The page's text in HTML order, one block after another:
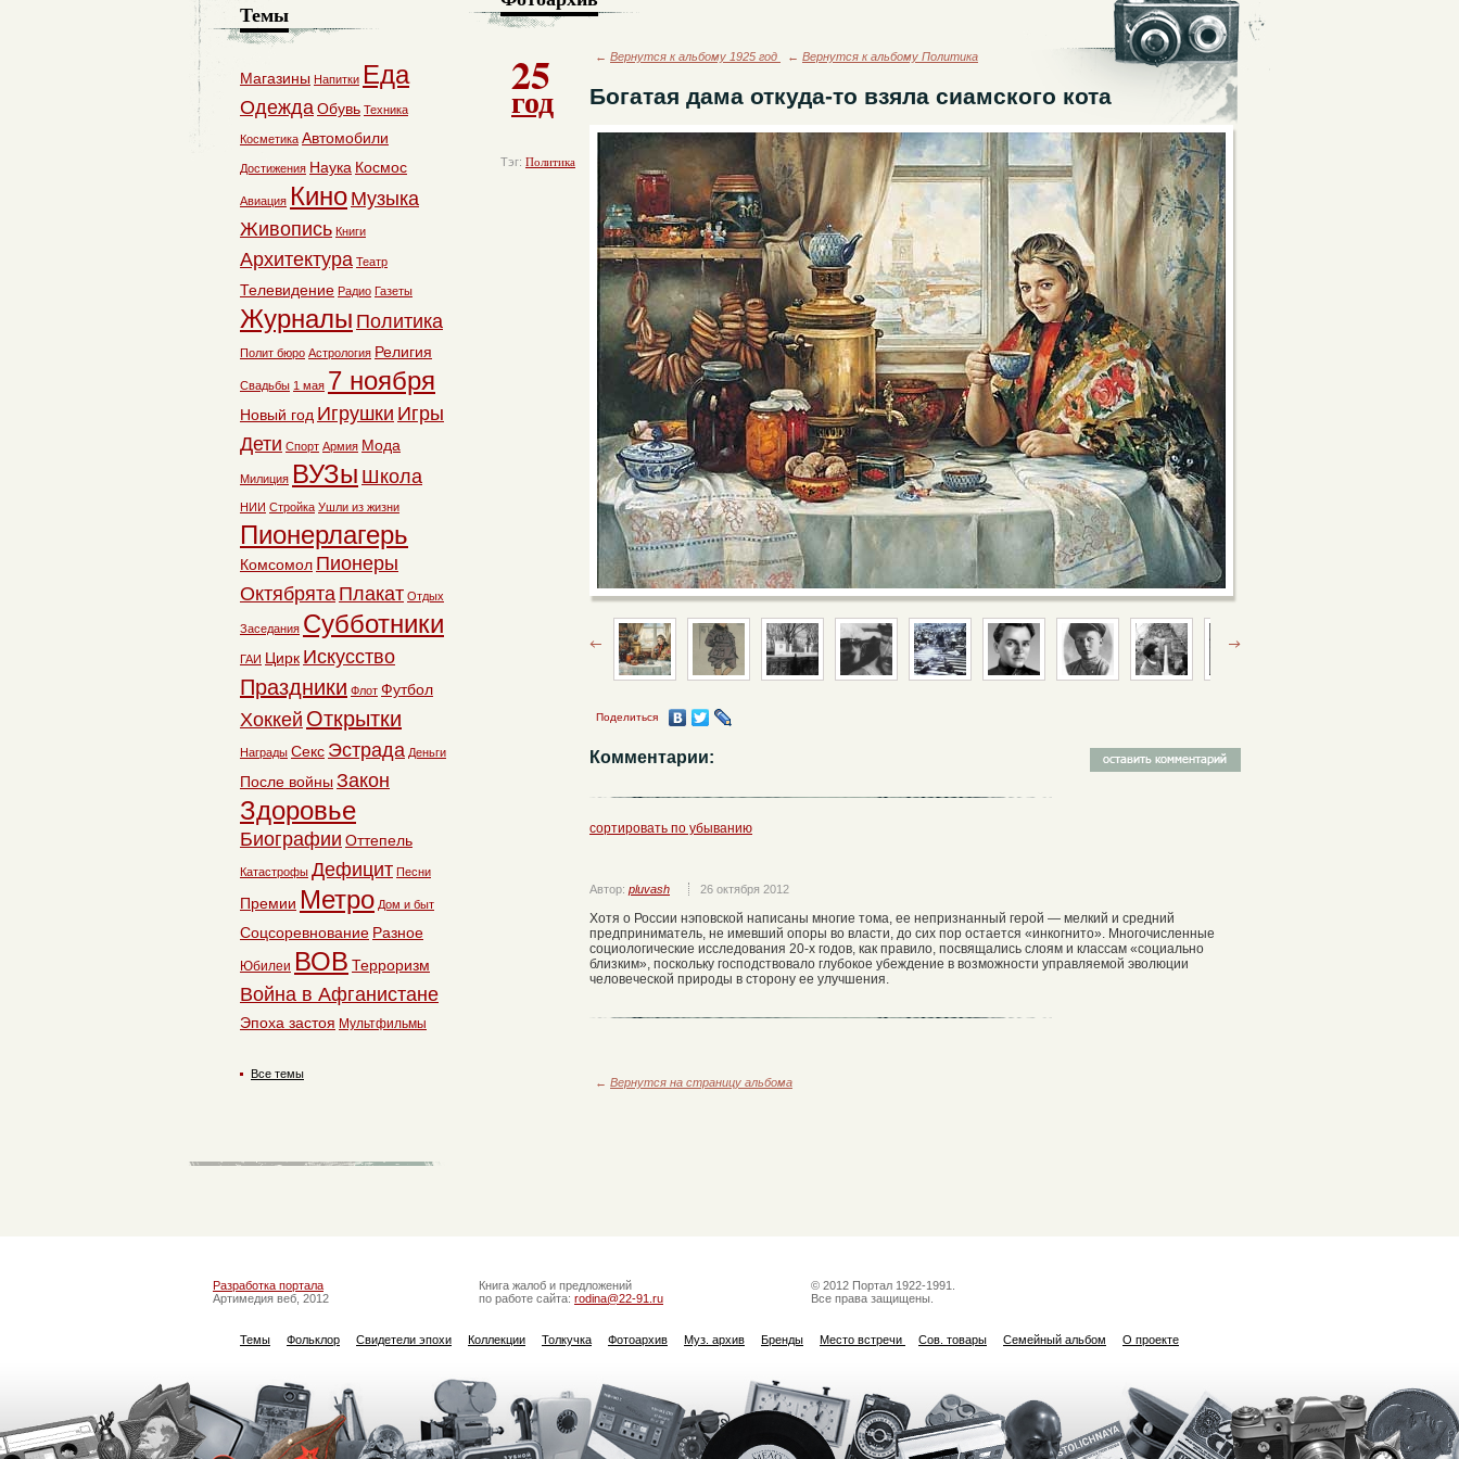
25
год
Тэг: Политика
← Вернутся к альбому 1925 год ← Вернутся к альбому Политика
Богатая дама откуда-то взяла сиамского кота
Поделиться
Комментарии:
сортировать по убыванию
Автор: pluvash 26 октября 2012
Хотя о России нэповской написаны многие тома, ее непризнанный герой — мелкий и средний
предприниматель, не имевший опоры во власти, до сих пор остается «инкогнито». Многочисленные
социологические исследования 20-х годов, как правило, посвящались слоям и классам «социально
близким», поскольку господствовало глубокое убеждение в возможности управляемой эволюции
человеческой природы в сторону ее улучшения.
← Вернутся на страницу альбома
Темы
Магазины Напитки Еда
ОдеждаОбувь Техника
Косметика Автомобили
Достижения Наука Космос
Авиация Кино Музыка
Живопись Книги
Архитектура Театр
Телевидение Радио Газеты
Журналы Политика
Полит бюро Астрология Религия
Свадьбы 1 мая 7 ноября
Новый год Игрушки Игры
Дети Спорт Армия Мода
Милиция ВУЗы Школа
НИИ Стройка Ушли из жизни
Пионерлагерь
Комсомол Пионеры
Октябрята Плакат Отдых
Заседания Субботники
ГАИ Цирк Искусство
Праздники Флот Футбол
Хоккей Открытки
Награды Секс Эстрада Деньги
После войны Закон
Здоровье
Биографии Оттепель
Катастрофы Дефицит Песни
Премии Метро Дом и быт
Соцсоревнование Разное
Юбилеи ВОВ Терроризм
Война в Афганистане
Эпоха застоя Мультфильмы
Все темы
Разработка портала
Артимедия веб, 2012
Книга жалоб и предложений
по работе сайта: rodina@22-91.ru
© 2012 Портал 1922-1991.
Все права защищены.
Темы Фольклор Свидетели эпохи Коллекции Толкучка Фотоархив Муз. архив Бренды Место встречи Сов. товары Семейный альбом О проекте